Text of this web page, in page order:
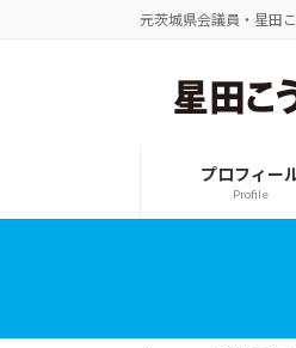
元茨城県会議員・星田
プロフィー
Profile